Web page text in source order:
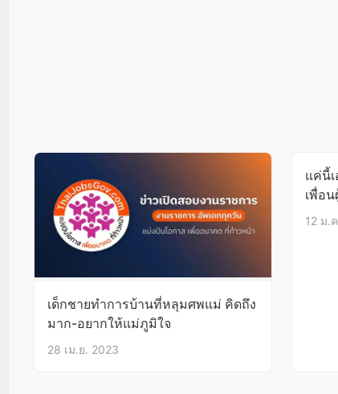
เด็กชายทำการบ้านที่หลุมศพแม่ คิดถึง
มาก-อยากให้แม่ภูมิใจ
28 เม.ย. 2023
แค่นี้
เพื่อ
ยอมท
12 ม.